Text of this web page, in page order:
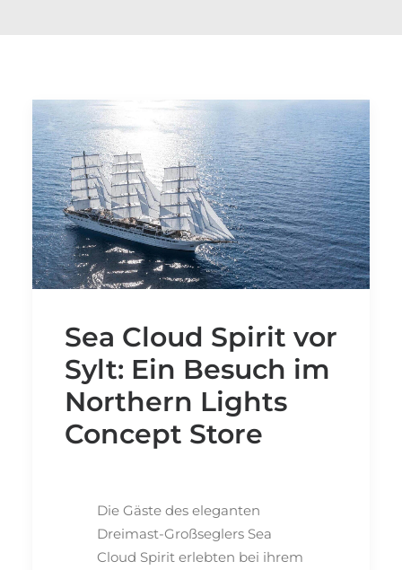
Sea Cloud Spirit vor
Sylt: Ein Besuch im
Northern Lights
Concept Store
Die Gäste des eleganten
Dreimast-Großseglers Sea
Cloud Spirit erlebten bei ihrem